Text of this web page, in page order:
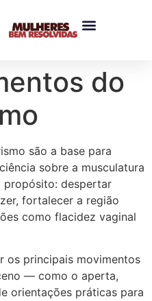
do
são a base para
sobre a musculatura
propósito: despertar
fortalecer a região
como flacidez vaginal
os principais movimentos
— como o aperta,
orientações práticas para